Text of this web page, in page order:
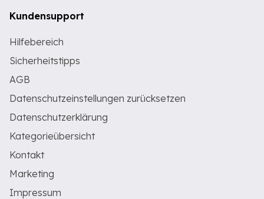
Kundensupport
Hilfebereich
Sicherheitstipps
AGB
Datenschutzeinstellungen zurücksetzen
Datenschutzerklärung
Kategorieübersicht
Kontakt
Marketing
Impressum